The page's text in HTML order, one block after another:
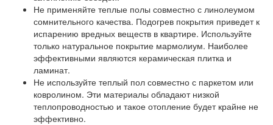
Не применяйте теплые полы совместно с линолеумом
сомнительного качества. Подогрев покрытия приведет к
испарению вредных веществ в квартире. Используйте
только натуральное покрытие мармолиум. Наиболее
эффективными являются керамическая плитка и
ламинат.
Не используйте теплый пол совместно с паркетом или
ковролином. Эти материалы обладают низкой
теплопроводностью и такое отопление будет крайне не
эффективно.